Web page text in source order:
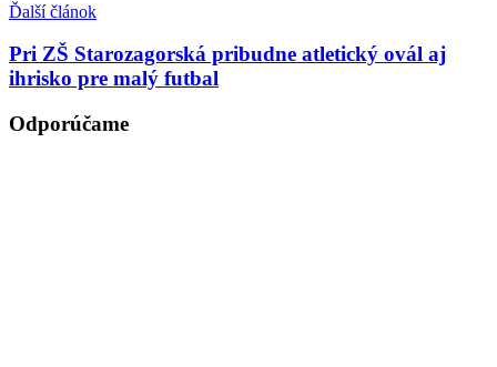
Ďalší článok
Pri ZŠ Starozagorská pribudne atletický ovál aj
ihrisko pre malý futbal
Odporúčame